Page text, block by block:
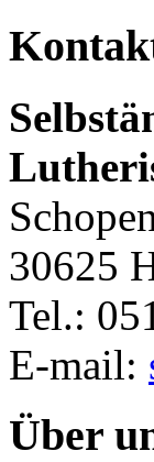
30625
Tel.:
E-mail:
Über